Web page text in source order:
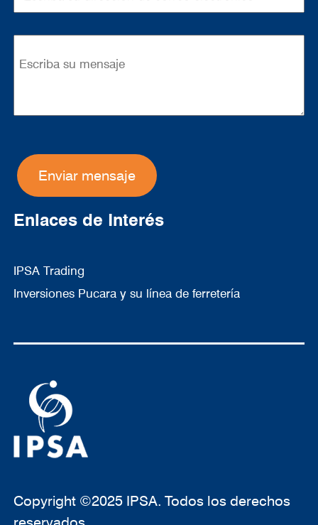
Enlaces de Interés
IPSA Trading
Inversiones Pucara y su línea de ferretería
Copyright ©2025 IPSA. Todos los derechos